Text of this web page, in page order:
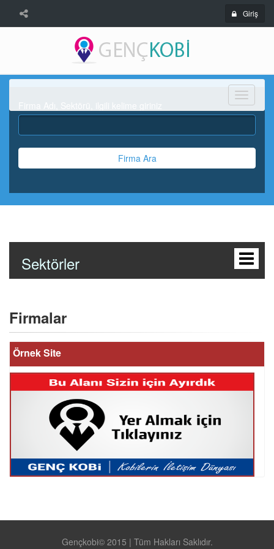
Giriş
Menü
Firma Ara
Sektörler
Firmalar
Örnek Site
Gençkobi© 2015 | Tüm Hakları Saklıdır.